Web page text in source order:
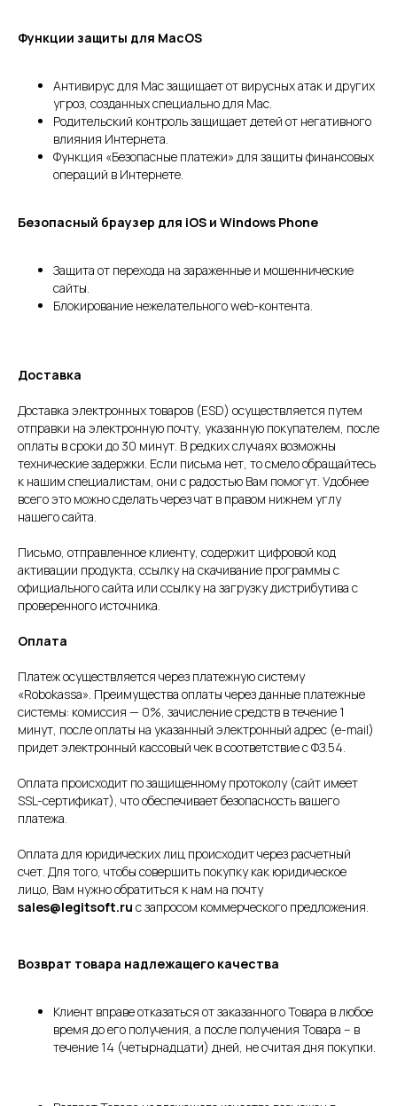
Функции защиты для MacOS
Антивирус для Mac защищает от вирусных атак и других
угроз, созданных специально для Мас.
Родительский контроль защищает детей от негативного
влияния Интернета.
Функция «Безопасные платежи» для защиты финансовых
операций в Интернете.
Безопасный браузер для iOS и Windows Phone
Защита от перехода на зараженные и мошеннические
сайты.
Блокирование нежелательного web-контента.
Доставка
Доставка электронных товаров (ESD) осуществляется путем
отправки на электронную почту, указанную покупателем, после
оплаты в сроки до 30 минут. В редких случаях возможны
технические задержки. Если письма нет, то смело обращайтесь
к нашим специалистам, они с радостью Вам помогут. Удобнее
всего это можно сделать через чат в правом нижнем углу
нашего сайта.
Письмо, отправленное клиенту, содержит цифровой код
активации продукта, ссылку на скачивание программы с
официального сайта или ссылку на загрузку дистрибутива с
проверенного источника.
Оплата
Платеж осуществляется через платежную систему
«Robokassa». Преимущества оплаты через данные платежные
системы: комиссия — 0%, зачисление средств в течение 1
минут, после оплаты на указанный электронный адрес (e-mail)
придет электронный кассовый чек в соответствие с ФЗ.54.
Оплата происходит по защищенному протоколу (сайт имеет
SSL-сертификат), что обеспечивает безопасность вашего
платежа.
Оплата для юридических лиц происходит через расчетный
счет. Для того, чтобы совершить покупку как юридическое
лицо, Вам нужно обратиться к нам на почту
sales@legitsoft.ru с запросом коммерческого предложения.
Возврат товара надлежащего качества
Клиент вправе отказаться от заказанного Товара в любое
время до его получения, а после получения Товара – в
течение 14 (четырнадцати) дней, не считая дня покупки.